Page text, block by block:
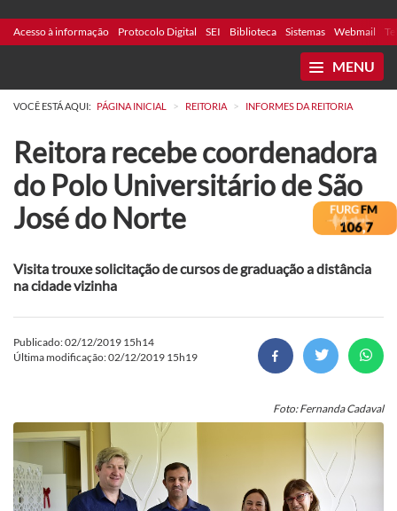
Acesso à informação Protocolo Digital SEI Biblioteca Sistemas Webmail
MENU
VOCÊ ESTÁ AQUI: PÁGINA INICIAL > REITORIA > INFORMES DA REITORIA
Reitora recebe coordenadora
do Polo Universitário de São
José do Norte
Visita trouxe solicitação de cursos de graduação a distância
na cidade vizinha
Publicado: 02/12/2019 15h14
Última modificação: 02/12/2019 15h19
Foto: Fernanda Cadaval